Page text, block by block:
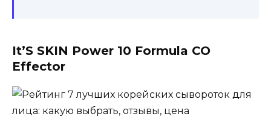
It’S SKIN Power 10 Formula CO
Effector